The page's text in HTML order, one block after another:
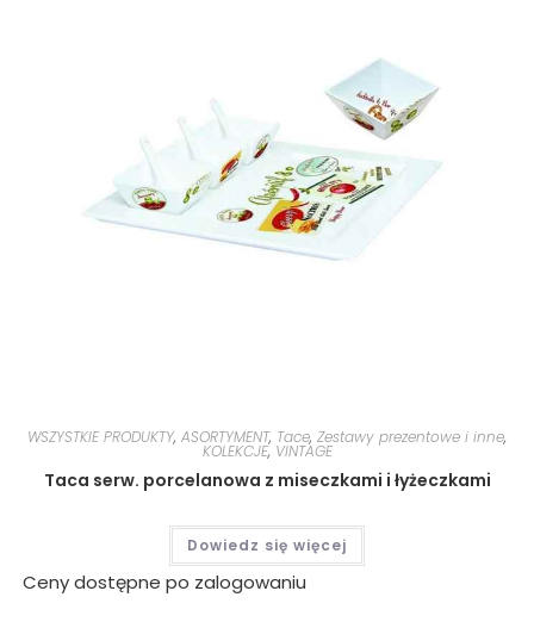
WSZYSTKIE PRODUKTY, ASORTYMENT, Tace, Zestawy prezentowe i inne,
KOLEKCJE, VINTAGE
Taca serw. porcelanowa z miseczkami i łyżeczkami
Dowiedz się więcej
Ceny dostępne po zalogowaniu